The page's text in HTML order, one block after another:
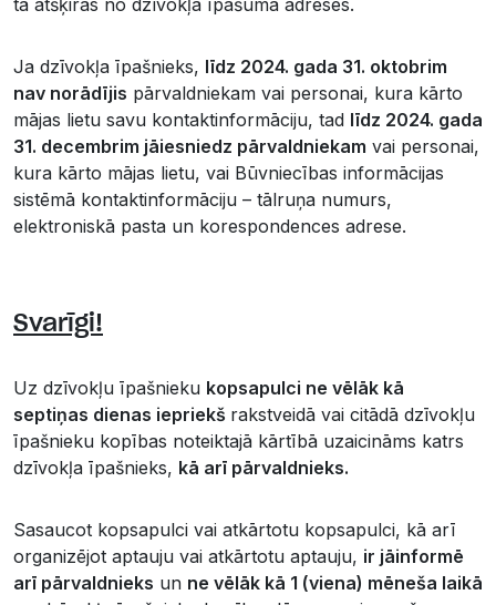
Ja dzīvokļa īpašnieks, līdz 2024. gada 31. oktobrim
nav norādījis pārvaldniekam vai personai, kura kārto
mājas lietu savu kontaktinformāciju, tad līdz 2024. gada
31. decembrim jāiesniedz pārvaldniekam vai personai,
kura kārto mājas lietu, vai Būvniecības informācijas
sistēmā kontaktinformāciju – tālruņa numurs,
elektroniskā pasta un korespondences adrese.
Svarīgi!
Uz dzīvokļu īpašnieku kopsapulci ne vēlāk kā
septiņas dienas iepriekš rakstveidā vai citādā dzīvokļu
īpašnieku kopības noteiktajā kārtībā uzaicināms katrs
dzīvokļa īpašnieks, kā arī pārvaldnieks.
Sasaucot kopsapulci vai atkārtotu kopsapulci, kā arī
organizējot aptauju vai atkārtotu aptauju, ir jāinformē
arī pārvaldnieks un ne vēlāk kā 1 (viena) mēneša laikā